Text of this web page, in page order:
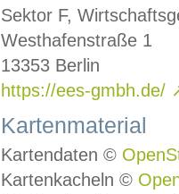
Sektor F,
Westhafenstraße 1
13353 Berlin
https://ees-gmbh.de/
Kartenmaterial
Kartendaten ©
Kartenkacheln ©